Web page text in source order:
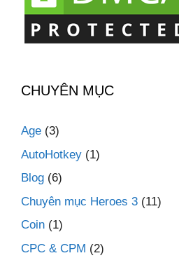
CHUYÊN MỤC
Age (3)
AutoHotkey (1)
Blog (6)
Chuyên mục Heroes 3 (11)
Coin (1)
CPC & CPM (2)